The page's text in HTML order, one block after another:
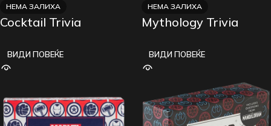
НЕМА ЗАЛИХА
Cocktail Trivia
ВИДИ ПОВЕЌЕ
НЕМА ЗАЛИХА
Mythology Trivia
ВИДИ ПОВЕЌЕ